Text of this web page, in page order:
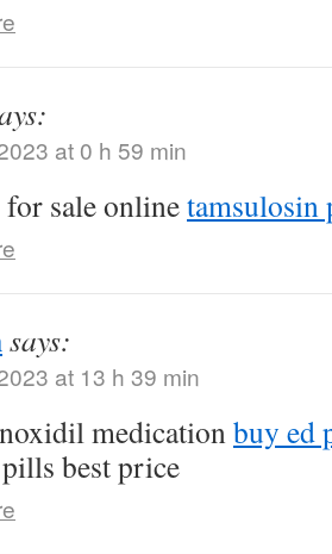
at 0 h 59 min
sale onlinetamsulosin
says:
at 13 h 39 min
medicationbuy ed
best price